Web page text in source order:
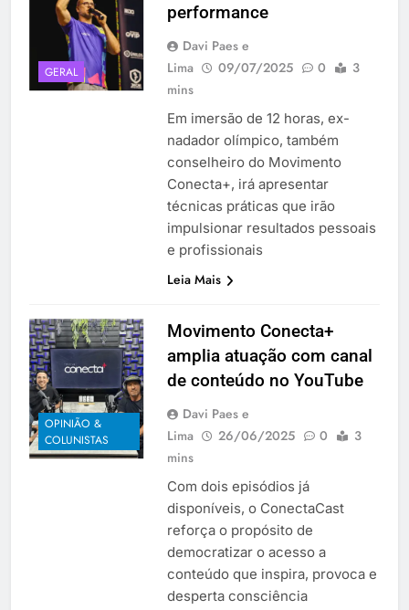
GERAL
performance
Davi Paes e
Lima
09/07/2025 0
3
mins
Em imersão de 12 horas, ex-
nadador olímpico, também
conselheiro do Movimento
Conecta+, irá apresentar
técnicas práticas que irão
impulsionar resultados pessoais
e profissionais
Leia Mais
OPINIÃO &
COLUNISTAS
Movimento Conecta+
amplia atuação com canal
de conteúdo no YouTube
Davi Paes e
Lima
26/06/2025 0
3
mins
Com dois episódios já
disponíveis, o ConectaCast
reforça o propósito de
democratizar o acesso a
conteúdo que inspira, provoca e
desperta consciência